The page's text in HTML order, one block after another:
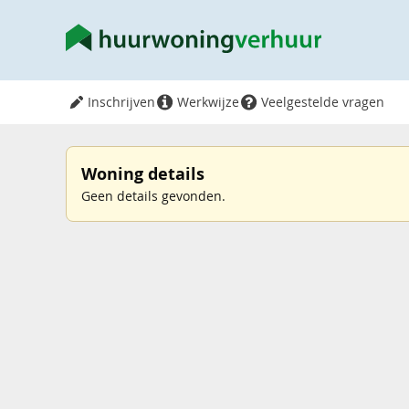
Inschrijven Werkwijze Veelgestelde vragen
Woning details
Geen details gevonden.